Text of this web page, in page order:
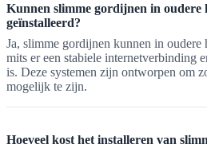
Kunnen slimme gordijnen in oudere
geïnstalleerd?
Ja, slimme gordijnen kunnen in oudere
mits er een stabiele internetverbinding
is. Deze systemen zijn ontworpen om
mogelijk te zijn.
Hoeveel kost het installeren van